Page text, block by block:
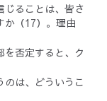
ることは、皆さ
か（17）。理由
否定すると、ク
のは、どういうこ